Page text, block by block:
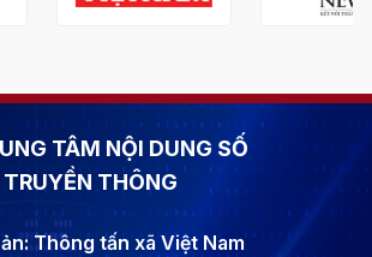
TÂM NỘI DUNG SỐ
THÔNG
Thông tấn xã Việt Nam